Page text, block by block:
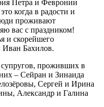
Петра и Февронии
когда в радости и
проживают
вас с праздником!
и скорейшего
Иван Бахилов.
проживших в
– Сейран и Зинаида
Сергей и Ирина
Александр и Галина